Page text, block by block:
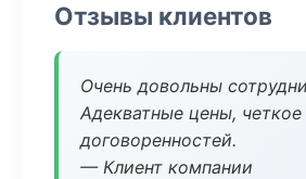
Отзывы клиентов
Очень довольны
Адекватные цены,
договоренностей.
— Клиент компании